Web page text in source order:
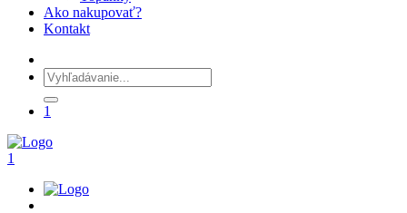
Ako nakupovať?
Kontakt
1
1